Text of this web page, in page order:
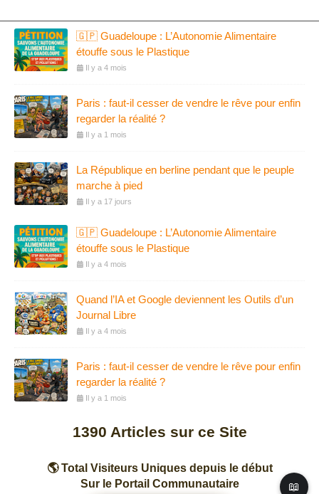
📖
🇬🇵 Guadeloupe : L’Autonomie Alimentaire
étouffe sous le Plastique
Il y a 4 mois
Paris : faut-il cesser de vendre le rêve pour enfin
regarder la réalité ?
Il y a 1 mois
La République en berline pendant que le peuple
marche à pied
Il y a 17 jours
🇬🇵 Guadeloupe : L’Autonomie Alimentaire
étouffe sous le Plastique
Il y a 4 mois
Quand l’IA et Google deviennent les Outils d’un
Journal Libre
Il y a 4 mois
Paris : faut-il cesser de vendre le rêve pour enfin
regarder la réalité ?
Il y a 1 mois
1390 Articles sur ce Site
🌎 Total Visiteurs Uniques depuis le début
Sur le Portail Communautaire